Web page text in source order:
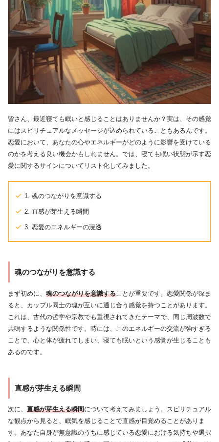
皆さん、最近寝ても眠いと感じることはありませんか？実は、その感覚
にはスピリチュアルなメッセージが込められていることもあるんです。
恋愛において、あなたの心やエネルギーがどのように影響を受けている
のかを考える良い機会かもしれません。では、寝ても眠い状態が示す恋
愛に関するサインについてリスト化してみました。
1. 魂のつながりを意識する
2. 直感が芽生える瞬間
3. 恋愛のエネルギーの浸透
魂のつながりを意識する
まず初めに、 魂のつながりを意識する ことが重要です。恋愛関係が深ま
ると、カップル同士の魂が互いに通じ合う感覚を持つことがあります。
これは、古代の哲学や宗教でも重視されてきたテーマで、同じ周波数で
共鳴するような関係性です。時には、このエネルギーの交流が強すぎる
ことで、心と体が疲れてしまい、寝ても眠いという感覚が生じることも
あるのです。
直感が芽生える瞬間
次に、 直感が芽生える瞬間 について考えてみましょう。スピリチュアル
な観点から見ると、眠気を感じることで直感が目覚めることがありま
す。あなた自身が無意識のうちに感じている恋愛における気持ちや選択